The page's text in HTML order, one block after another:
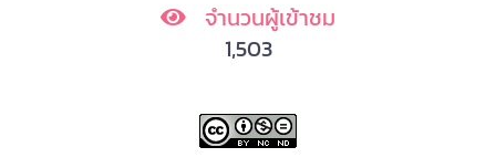
จำนวนผู้เข้าชม
1,503